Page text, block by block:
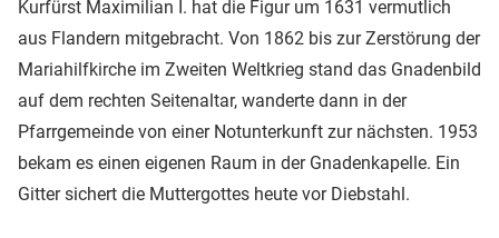
Kurfürst Maximilian I. hat die Figur um 1631 vermutlich
aus Flandern mitgebracht. Von 1862 bis zur Zerstörung der
Mariahilfkirche im Zweiten Weltkrieg stand das Gnadenbild
auf dem rechten Seitenaltar, wanderte dann in der
Pfarrgemeinde von einer Notunterkunft zur nächsten. 1953
bekam es einen eigenen Raum in der Gnadenkapelle. Ein
Gitter sichert die Muttergottes heute vor Diebstahl.